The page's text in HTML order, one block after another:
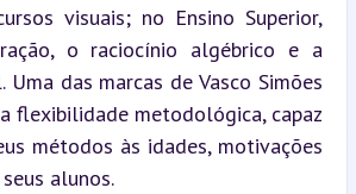
visuais; no Ensino Superior,
o raciocínio algébrico e a
das marcas de Vasco Simões
flexibilidade metodológica, capaz
métodos às idades, motivações
alunos.